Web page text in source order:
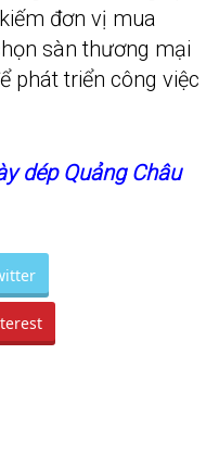
đơn vị mua
sàn thương mại
phát triển công việc
dép Quảng Châu